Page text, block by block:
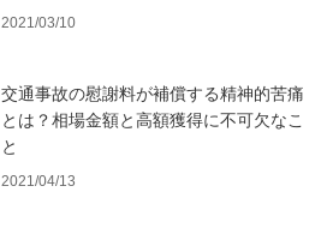
2021/03/10
交通事故の慰謝料が補償する精神的苦痛
とは？相場金額と高額獲得に不可欠なこ
と
2021/04/13